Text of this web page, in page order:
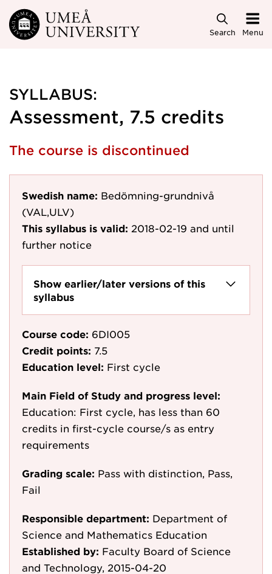
Skip to main content
Search Menu
SYLLABUS:
Assessment, 7.5 credits
The course is discontinued
Swedish name: Bedömning-grundnivå
(VAL,ULV)
This syllabus is valid: 2018-02-19 and until
further notice
Show earlier/later versions of this
syllabus
Course code: 6DI005
Credit points: 7.5
Education level: First cycle
Main Field of Study and progress level:
Education: First cycle, has less than 60
credits in first-cycle course/s as entry
requirements
Grading scale: Pass with distinction, Pass,
Fail
Responsible department: Department of
Science and Mathematics Education
Established by: Faculty Board of Science
and Technology, 2015-04-20